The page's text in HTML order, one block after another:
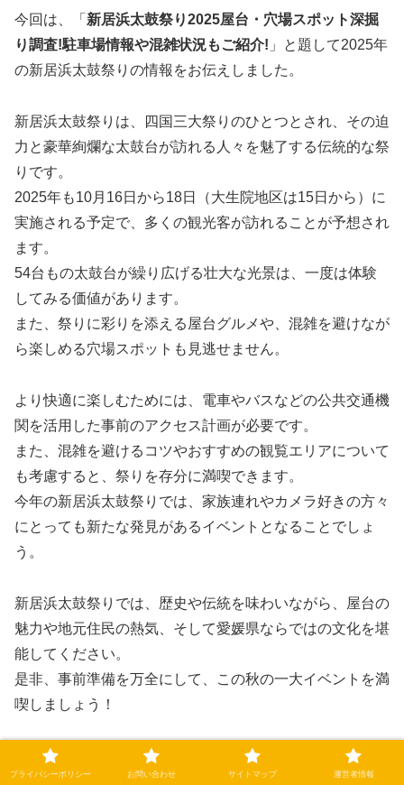
今回は、「 新居浜太鼓祭り2025屋台・穴場スポット深掘
り調査!駐車場情報や混雑状況もご紹介! 」と題して2025年
の新居浜太鼓祭りの情報をお伝えしました。
新居浜太鼓祭りは、四国三大祭りのひとつとされ、その迫
力と豪華絢爛な太鼓台が訪れる人々を魅了する伝統的な祭
りです。
2025年も10月16日から18日（大生院地区は15日から）に
実施される予定で、多くの観光客が訪れることが予想され
ます。
54台もの太鼓台が繰り広げる壮大な光景は、一度は体験
してみる価値があります。
また、祭りに彩りを添える屋台グルメや、混雑を避けなが
ら楽しめる穴場スポットも見逃せません。
より快適に楽しむためには、電車やバスなどの公共交通機
関を活用した事前のアクセス計画が必要です。
また、混雑を避けるコツやおすすめの観覧エリアについて
も考慮すると、祭りを存分に満喫できます。
今年の新居浜太鼓祭りでは、家族連れやカメラ好きの方々
にとっても新たな発見があるイベントとなることでしょ
う。
新居浜太鼓祭りでは、歴史や伝統を味わいながら、屋台の
魅力や地元住民の熱気、そして愛媛県ならではの文化を堪
能してください。
是非、事前準備を万全にして、この秋の一大イベントを満
喫しましょう！
プライバシーポリシー お問い合わせ サイトマップ 運営者情報